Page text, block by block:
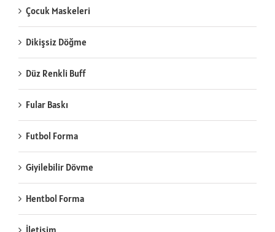
Çocuk Maskeleri
Dikişsiz Döğme
Düz Renkli Buff
Fular Baskı
Futbol Forma
Giyilebilir Dövme
Hentbol Forma
İletişim